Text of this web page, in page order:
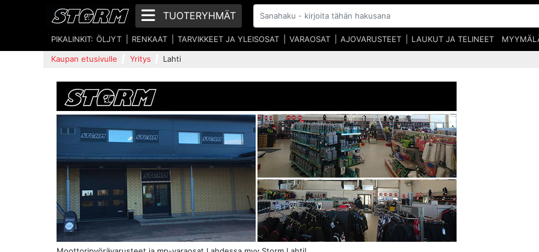
TUOTERYHMÄT
PIKALINKIT: ÖLJYT RENKAAT TARVIKKEET JA YLEISOSAT VARAOSAT AJOVARUSTEET LAUKUT JA TELINEET
Kaupan etusivulle Yritys Lahti